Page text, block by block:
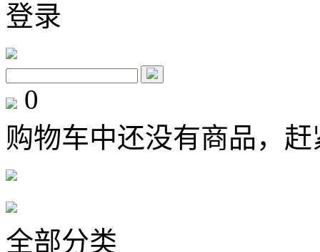
登录
0
购物车中还没有商品，
全部分类